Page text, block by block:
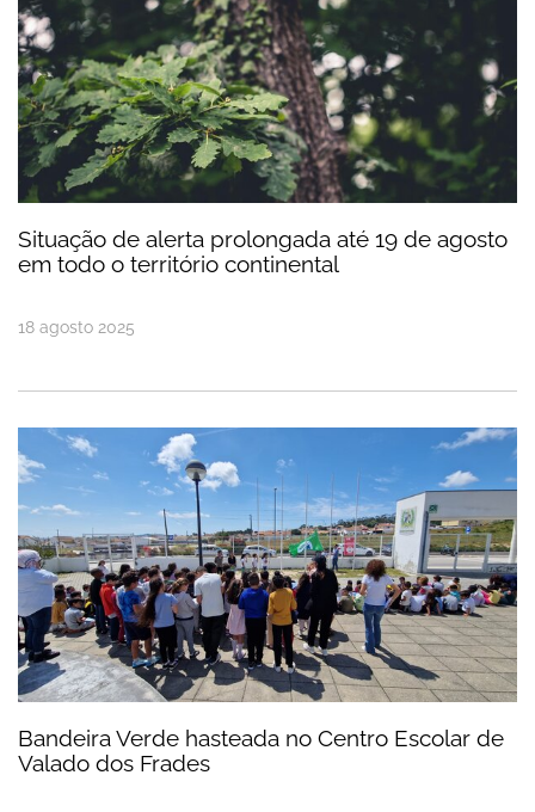
Situação de alerta prolongada até 19 de agosto
em todo o território continental
18 agosto 2025
Bandeira Verde hasteada no Centro Escolar de
Bandeira Verde hasteada no Centro Escolar de
Valado dos Frades